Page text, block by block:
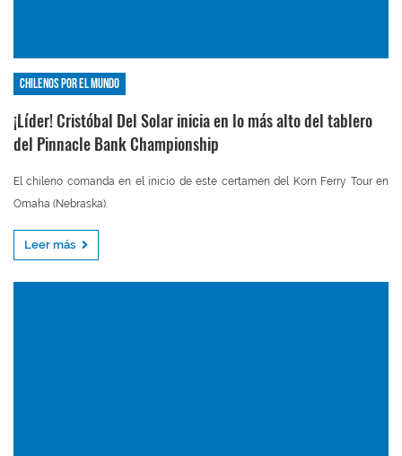
Chilenos por el mundo
¡Líder! Cristóbal Del Solar inicia en lo más alto del tablero
del Pinnacle Bank Championship
El chileno comanda en el inicio de este certamen del Korn Ferry Tour en
Omaha (Nebraska).
Leer más